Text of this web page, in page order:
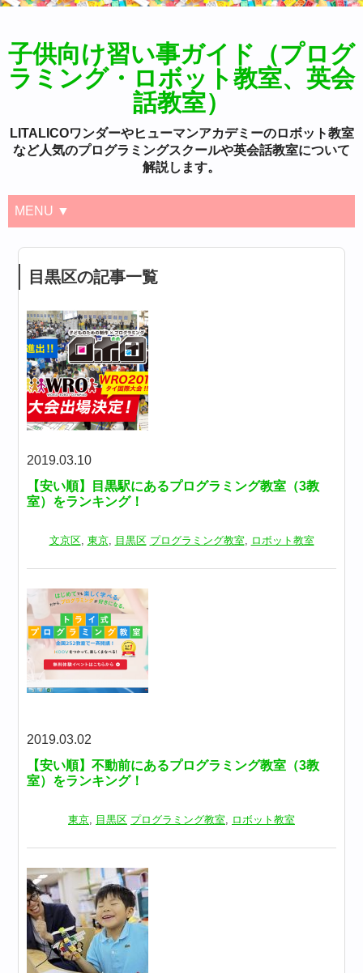
子供向け習い事ガイド（プログ
ラミング・ロボット教室、英会
話教室）
LITALICOワンダーやヒューマンアカデミーのロボット教室
など人気のプログラミングスクールや英会話教室について
解説します。
MENU ▼
目黒区の記事一覧
2019.03.10
【安い順】目黒駅にあるプログラミング教室（3教
室）をランキング！
文京区, 東京, 目黒区 プログラミング教室, ロボット教室
2019.03.02
【安い順】不動前にあるプログラミング教室（3教
室）をランキング！
東京, 目黒区 プログラミング教室, ロボット教室